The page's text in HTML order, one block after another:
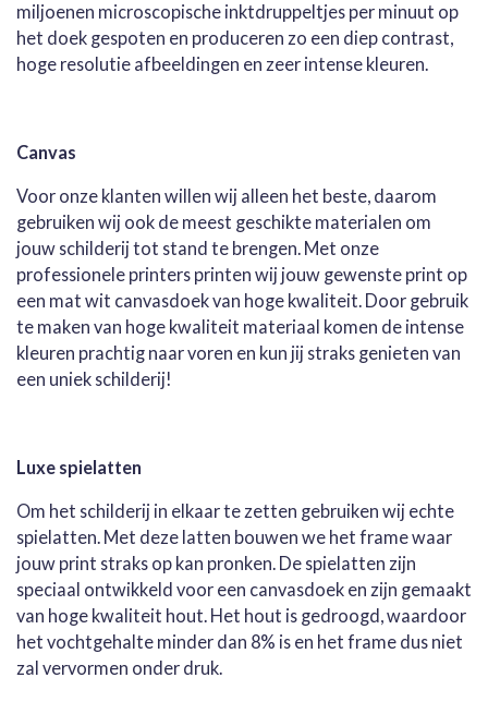
miljoenen microscopische inktdruppeltjes per minuut op
het doek gespoten en produceren zo een diep contrast,
hoge resolutie afbeeldingen en zeer intense kleuren.
Canvas
Voor onze klanten willen wij alleen het beste, daarom
gebruiken wij ook de meest geschikte materialen om
jouw schilderij tot stand te brengen. Met onze
professionele printers printen wij jouw gewenste print op
een mat wit canvasdoek van hoge kwaliteit. Door gebruik
te maken van hoge kwaliteit materiaal komen de intense
kleuren prachtig naar voren en kun jij straks genieten van
een uniek schilderij!
Luxe spielatten
Om het schilderij in elkaar te zetten gebruiken wij echte
spielatten. Met deze latten bouwen we het frame waar
jouw print straks op kan pronken. De spielatten zijn
speciaal ontwikkeld voor een canvasdoek en zijn gemaakt
van hoge kwaliteit hout. Het hout is gedroogd, waardoor
het vochtgehalte minder dan 8% is en het frame dus niet
zal vervormen onder druk.